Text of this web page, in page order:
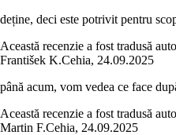
deține, deci este potrivit pentru
Această recenzie a fost tradusă
František K.Cehia, 24.09.2025
până acum, vom vedea ce face
Această recenzie a fost tradusă
Martin F.Cehia, 24.09.2025